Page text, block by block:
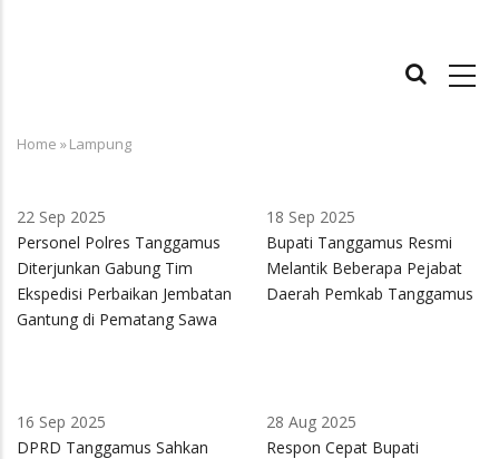
Breadcrumb
Home »Lampung
22 Sep 2025
Personel Polres Tanggamus
Diterjunkan Gabung Tim
Ekspedisi Perbaikan Jembatan
Gantung di Pematang Sawa
18 Sep 2025
Bupati Tanggamus Resmi
Melantik Beberapa Pejabat
Daerah Pemkab Tanggamus
16 Sep 2025
DPRD Tanggamus Sahkan
28 Aug 2025
Respon Cepat Bupati